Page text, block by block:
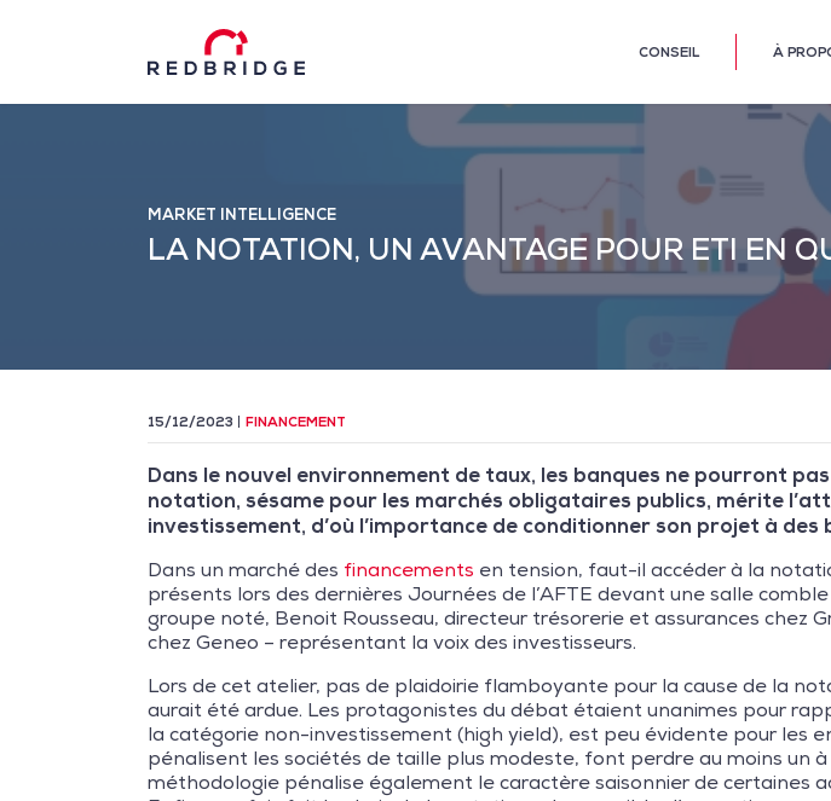
CONSEIL À
MARKET INTELLIGENCE
LA NOTATION, UN AVANTAGE POUR ETI EN
15/12/2023 FINANCEMENT
Dans le nouvel environnement de taux, les banques ne pourront
notation, sésame pour les marchés obligataires publics, mérite
investissement, d’où l’importance de conditionner son projet à
Dans un marché des financements en tension, faut-il accéder à la
présents lors des dernières Journées de l’AFTE devant une salle
groupe noté, Benoit Rousseau, directeur trésorerie et assurances chez
chez Geneo – représentant la voix des investisseurs.
Lors de cet atelier, pas de plaidoirie flamboyante pour la cause de la
aurait été ardue. Les protagonistes du débat étaient unanimes pour
la catégorie non-investissement (high yield), est peu évidente pour les
pénalisent les sociétés de taille plus modeste, font perdre au moins un
méthodologie pénalise également le caractère saisonnier de certaines